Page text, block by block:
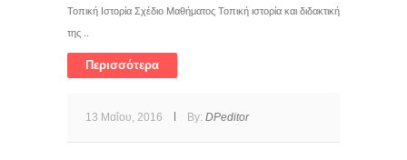
Τοπική Ιστορία Σχέδιο Μαθήματος Τοπική ιστορία και διδακτική
της ..
Περισσότερα
13 Μαΐου, 2016 By: DPeditor